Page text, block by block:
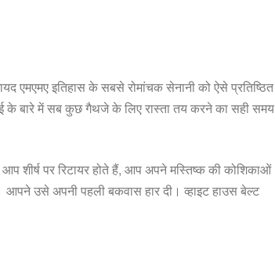
इतिहास के सबसे रोमांचक सेनानी को ऐसे प्रतिष्ठित
के बारे में सब कुछ गैथजे के लिए रास्ता तय करने का सही समय
आप शीर्ष पर रिटायर होते हैं, आप अपने मस्तिष्क की कोशिकाओं
उसे अपनी पहली बकवास हार दी। व्हाइट हाउस बेल्ट